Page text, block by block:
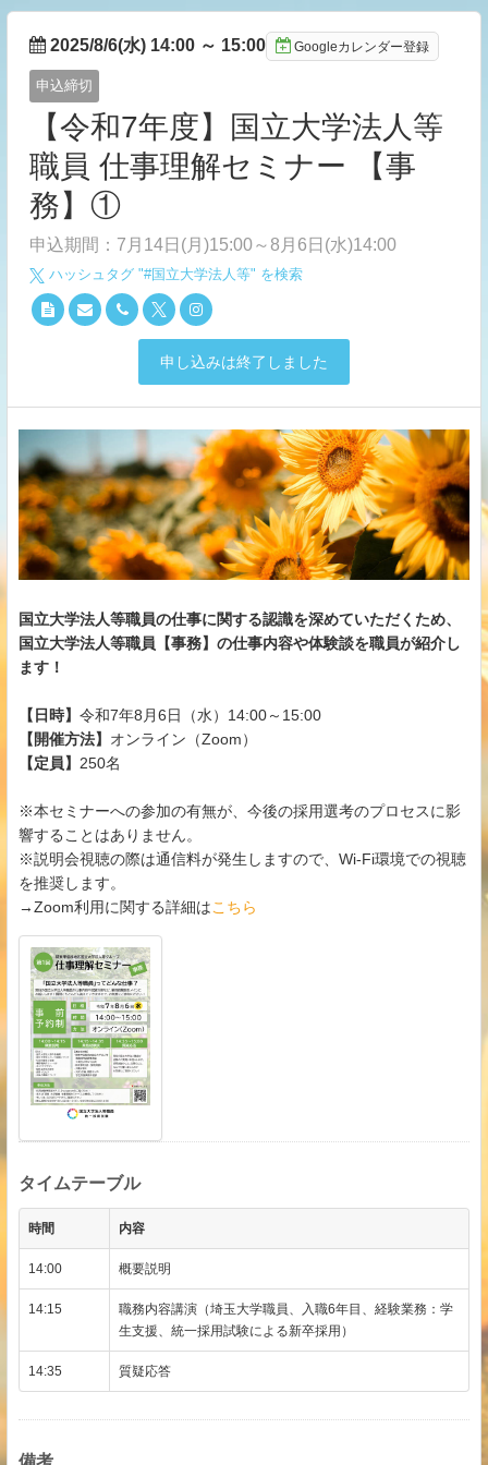
2025/8/6(水) 14:00 ～ 15:00 Googleカレンダー登録
申込締切
【令和7年度】国立大学法人等
職員 仕事理解セミナー 【事
務】①
申込期間：7月14日(月)15:00～8月6日(水)14:00
ハッシュタグ "#国立大学法人等" を検索
申し込みは終了しました
国立大学法人等職員の仕事に関する認識を深めていただくため、
国立大学法人等職員【事務】の仕事内容や体験談を職員が紹介し
ます！
【日時】 令和7年8月6日（水）14:00～15:00
【開催方法】 オンライン（Zoom）
【定員】 250名
※本セミナーへの参加の有無が、今後の採用選考のプロセスに影
響することはありません。
※説明会視聴の際は通信料が発生しますので、Wi-Fi環境での視聴
を推奨します。
→Zoom利用に関する詳細はこちら
タイムテーブル
時間 内容
14:00 概要説明
14:15
職務内容講演（埼玉大学職員、入職6年目、経験業務：学
生支援、統一採用試験による新卒採用）
14:35 質疑応答
備考